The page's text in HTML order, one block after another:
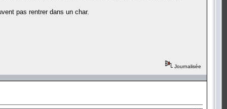
pas rentrer dans un char.
Journalisée